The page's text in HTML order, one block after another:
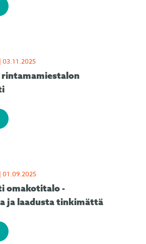
omakotitalo -
ja laadusta tinkimättä